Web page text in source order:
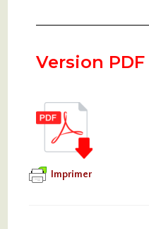
Version
Imprimer